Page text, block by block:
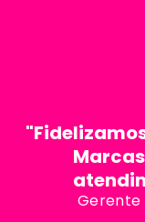
Gerente